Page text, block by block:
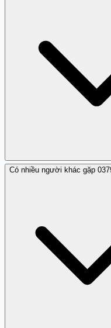
Trên iOS: mở Danh bạ,
Sau khi chặn, báo cáo
trợ chính quyền trong
Có nhiều người khác gặp